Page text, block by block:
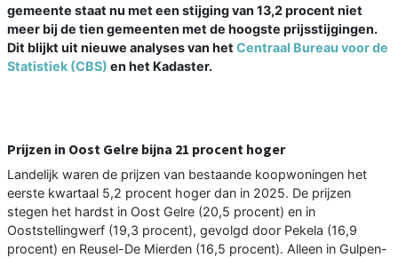
gemeente staat nu met een stijging van 13,2 procent niet
meer bij de tien gemeenten met de hoogste prijsstijgingen.
Dit blijkt uit nieuwe analyses van het Centraal Bureau voor de
Statistiek (CBS) en het Kadaster.
Prijzen in Oost Gelre bijna 21 procent hoger
Landelijk waren de prijzen van bestaande koopwoningen het
eerste kwartaal 5,2 procent hoger dan in 2025. De prijzen
stegen het hardst in Oost Gelre (20,5 procent) en in
Ooststellingwerf (19,3 procent), gevolgd door Pekela (16,9
procent) en Reusel-De Mierden (16,5 procent). Alleen in Gulpen-